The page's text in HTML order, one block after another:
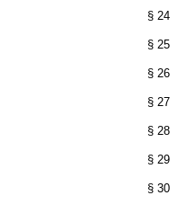
§ 24
§ 25
§ 26
§ 27
§ 28
§ 29
§ 30